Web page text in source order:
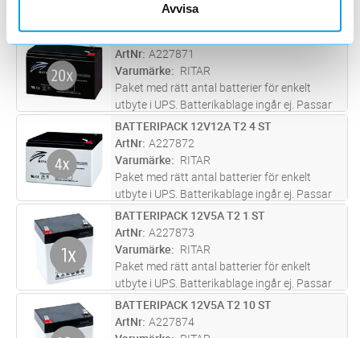
Avvisa
utbyte i UPS. Batterikablage ingår ej. Passar
till: Eaton 9PX 10/12 KVA.
ST Lägg i kundvagn
BATTERIPACK 12V9A T2 20 ST
ArtNr A227871
Varumärke
RITAR
Paket med rätt antal batterier för enkelt
utbyte i UPS. Batterikablage ingår ej. Passar
till: Eaton 9PX 16/22 KVA
ST Lägg i kundvagn
BATTERIPACK 12V12A T2 4 ST
ArtNr A227872
Varumärke
RITAR
Paket med rätt antal batterier för enkelt
utbyte i UPS. Batterikablage ingår ej. Passar
till: Eaton Powerware 5125 2200i
ST Lägg i kundvagn
BATTERIPACK 12V5A T2 1 ST
ArtNr A227873
Varumärke
RITAR
Paket med rätt antal batterier för enkelt
utbyte i UPS. Batterikablage ingår ej. Passar
till följande ups: Eaton Ellipse ECO 500 Eaton
3S 550 Eaton 5S 550 Powerware 3105 350VA
Powerware 5110 5...läs mer
ST Lägg i kundvagn
BATTERIPACK 12V5A T2 10 ST
ArtNr A227874